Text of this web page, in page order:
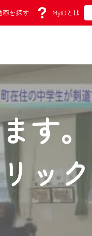
画を探す MyiDとは
す。
ック